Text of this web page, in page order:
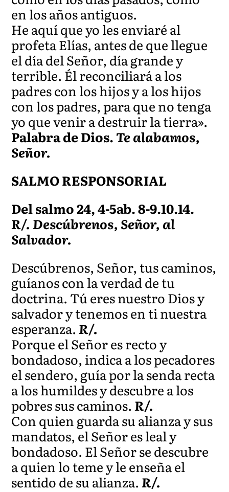
en los años antiguos.
He aquí que yo les enviaré al
profeta Elías, antes de que llegue
el día del Señor, día grande y
terrible. Él reconciliará a los
padres con los hijos y a los hijos
con los padres, para que no tenga
yo que venir a destruir la tierra».
Palabra de Dios.Te alabamos,
Señor.
SALMO RESPONSORIAL
Del salmo 24, 4-5ab. 8-9.10.14.
R/. Descúbrenos, Señor, al
Salvador.
Descúbrenos, Señor, tus caminos,
guíanos con la verdad de tu
doctrina. Tú eres nuestro Dios y
salvador y tenemos en ti nuestra
esperanza.R/.
Porque el Señor es recto y
bondadoso, indica a los pecadores
el sendero, guía por la senda recta
a los humildes y descubre a los
pobres sus caminos.R/.
Con quien guarda su alianza y sus
mandatos, el Señor es leal y
bondadoso. El Señor se descubre
a quien lo teme y le enseña el
sentido de su alianza.R/.